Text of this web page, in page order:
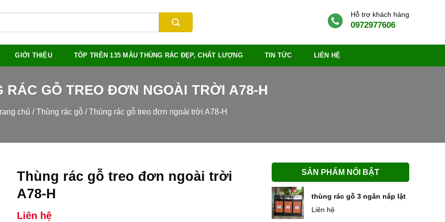
Hỗ trợ khách hàng
0972977606
GIỚI THIỆU TỐP TRÊN 135 MẪU THÙNG RÁC ĐẸP, CHẤT LƯỢNG TIN TỨC LIÊN HỆ
RÁC GỖ TREO ĐƠN NGOÀI TRỜI A78-H
chủ /Thùng rác gỗ /Thùng rác gỗ treo đơn ngoài trời A78-H
Thùng rác gỗ treo đơn ngoài trời
A78-H
Liên hệ
SẢN PHẨM NỔI BẬT
thùng rác gỗ 3 ngăn nắp lật
Liên hệ